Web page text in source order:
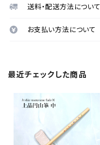
送料・配送方法について
お支払い方法について
最近チェックした商品